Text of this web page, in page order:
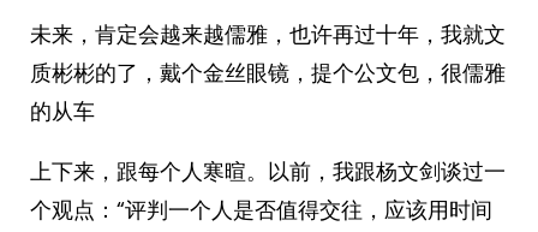
未来，肯定会越来越儒雅，也许再过十年，我就文
质彬彬的了，戴个金丝眼镜，提个公文包，很儒雅
的从车
上下来，跟每个人寒暄。以前，我跟杨文剑谈过一
个观点：“评判一个人是否值得交往，应该用时间